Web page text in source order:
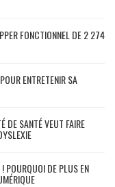
FONCTIONNEL DE 2 274
ENTRETENIR SA
DE SANTÉ VEUT FAIRE
POURQUOI DE PLUS EN